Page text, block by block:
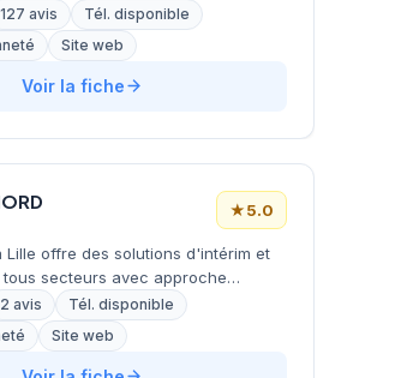
127 avis
Tél. disponible
Site web
Voir la fiche
★5.0
Lille offre des solutions d'intérim et
secteurs avec approche
2 avis
Tél. disponible
Site web